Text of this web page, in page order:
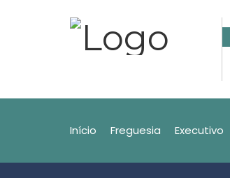
Início Freguesia Executivo